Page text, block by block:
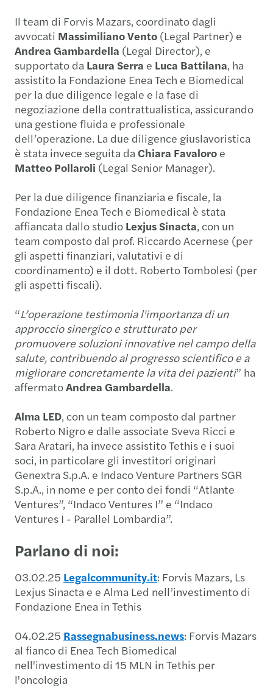
Il team di Forvis Mazars, coordinato dagli
avvocati Massimiliano Vento (Legal Partner) e
Andrea Gambardella (Legal Director), e
supportato da Laura Serra e Luca Battilana, ha
assistito la Fondazione Enea Tech e Biomedical
per la due diligence legale e la fase di
negoziazione della contrattualistica, assicurando
una gestione fluida e professionale
dell’operazione. La due diligence giuslavoristica
è stata invece seguita da Chiara Favaloro e
Matteo Pollaroli (Legal Senior Manager).
Per la due diligence finanziaria e fiscale, la
Fondazione Enea Tech e Biomedical è stata
affiancata dallo studio Lexjus Sinacta, con un
team composto dal prof. Riccardo Acernese (per
gli aspetti finanziari, valutativi e di
coordinamento) e il dott. Roberto Tombolesi (per
gli aspetti fiscali).
“L’operazione testimonia l'importanza di un
approccio sinergico e strutturato per
promuovere soluzioni innovative nel campo della
salute, contribuendo al progresso scientifico e a
migliorare concretamente la vita dei pazienti” ha
affermatoAndrea Gambardella.
Alma LED, con un team composto dal partner
Roberto Nigro e dalle associate Sveva Ricci e
Sara Aratari, ha invece assistito Tethis e i suoi
soci, in particolare gli investitori originari
Genextra S.p.A. e Indaco Venture Partners SGR
S.p.A., in nome e per conto dei fondi “Atlante
Ventures”, “Indaco Ventures I” e “Indaco
Ventures I - Parallel Lombardia”.
Parlano di noi:
03.02.25 Legalcommunity.it: Forvis Mazars, Ls
Lexjus Sinacta e e Alma Led nell’investimento di
Fondazione Enea in Tethis
04.02.25 Rassegnabusiness.news: Forvis Mazars
al fianco di Enea Tech Biomedical
nell'investimento di 15 MLN in Tethis per
l'oncologia